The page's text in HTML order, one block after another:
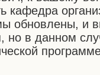
кафедра
обновлены, и
но в данном